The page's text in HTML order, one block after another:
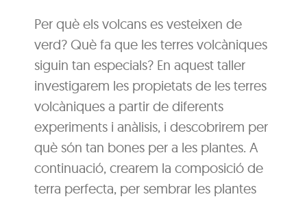
Per què els volcans es vesteixen de
verd? Què fa que les terres volcàniques
siguin tan especials? En aquest taller
investigarem les propietats de les terres
volcàniques a partir de diferents
experiments i anàlisis, i descobrirem per
què són tan bones per a les plantes. A
continuació, crearem la composició de
terra perfecta, per sembrar les plantes